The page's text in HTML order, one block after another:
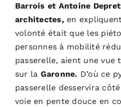
Barrois et Antoine
architectes, en
volonté était que les
personnes à mobilité
passerelle, aient une vue
sur la Garonne. D’où ce
passerelle desservira
voie en pente douce en